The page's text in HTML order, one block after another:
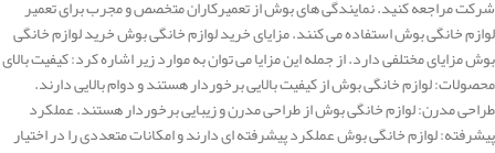
شرکت مراجعه کنید. نمایندگی های بوش از تعمیرکاران متخصص و مجرب برای تعمیر
لوازم خانگی بوش استفاده می کنند. مزایای خرید لوازم خانگی بوش خرید لوازم خانگی
بوش مزایای مختلفی دارد. از جمله این مزایا می توان به موارد زیر اشاره کرد: کیفیت بالای
محصولات: لوازم خانگی بوش از کیفیت بالایی برخوردار هستند و دوام بالایی دارند.
طراحی مدرن: لوازم خانگی بوش از طراحی مدرن و زیبایی برخوردار هستند. عملکرد
پیشرفته: لوازم خانگی بوش عملکرد پیشرفته ای دارند و امکانات متعددی را در اختیار